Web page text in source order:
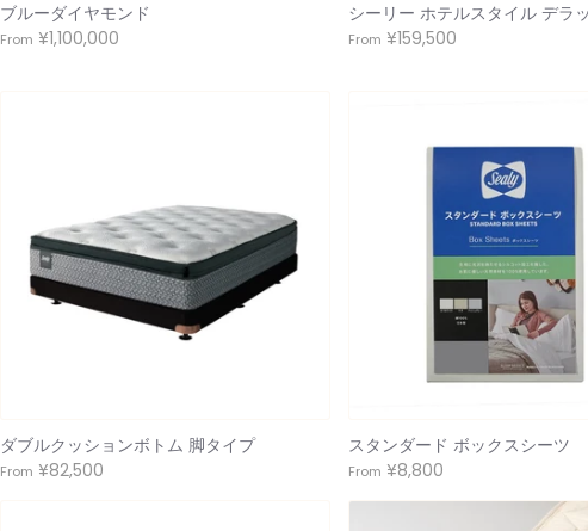
ブルーダイヤモンド
From ¥1,100,000
シーリー ホテルスタイル デラ
From ¥159,500
ダブルクッションボトム 脚タイプ
From ¥82,500
スタンダード ボックスシーツ
From ¥8,800